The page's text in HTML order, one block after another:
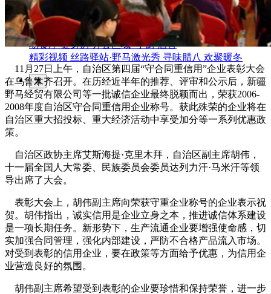
园区风采
野马美术馆 陨石 胡杨 硅化木 客房 园区 汗血马基地 F座
大厅
国家记忆A馆 国家记忆B馆 红山玉馆 酒店大厅
料
场餐厅 健身房 办公区域 小厨 酒窖
精彩视频 丝路驿站·野马激光秀 寻味腊八 欢聚暖冬
繁
11月27日上午，自治区第四届“守合同重信用”企业表彰大会
在乌鲁木齐召开。在历经近半年的推荐、评审和公示后，新疆
野马经贸有限公司等一批诚信企业最终脱颖而出，荣获2006-
2008年度自治区守合同重信用企业称号。获此殊荣的企业将在
自治区重大招投标、重大经济活动中享受加分等一系列优惠政
策。
自治区政协主席艾斯海提·克里木拜，自治区副主席胡伟，
十一届全国人大常委、民族委员会委员达列力汗·马米汗等领
导出席了大会。
表彰大会上，胡伟副主席向荣获守重企业称号的企业表示祝
贺。胡伟指出，诚实信用是企业立身之本，推进诚信体系建设
是一项长期任务。新形势下，生产流通企业要增强使命感，切
实加强合同管理，强化内部建设，严防不合格产品流入市场。
对受到表彰的信用企业，要在政策等方面给予优惠，为信用企
业营造良好的氛围。
胡伟副主席希望受到表彰的企业要珍惜和保持荣誉，进一步